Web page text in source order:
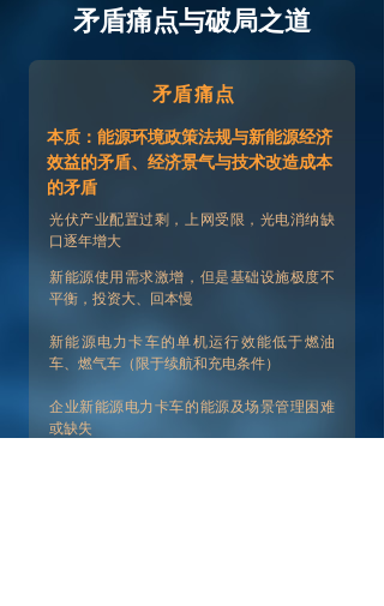
光伏产业配置过剩，上网受限，光电消纳缺
口逐年增大
新能源使用需求激增，但是基础设施极度不
平衡，投资大、回本慢
新能源电力卡车的单机运行效能低于燃油
车、燃气车（限于续航和充电条件）
企业新能源电力卡车的能源及场景管理困难
或缺失
本质：能源环境政策法规与新能源经济
效益的矛盾、经济景气与技术改造成本
的矛盾
矛盾痛点
矛盾痛点与破局之道